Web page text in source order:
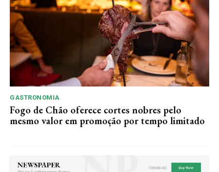
GASTRONOMIA
Fogo de Chão oferece cortes nobres pelo
mesmo valor em promoção por tempo limitado